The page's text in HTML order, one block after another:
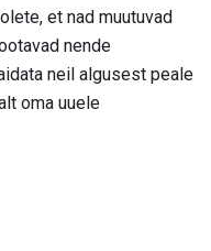
et nad muutuvad
nende
neil algusest peale
oma uuele